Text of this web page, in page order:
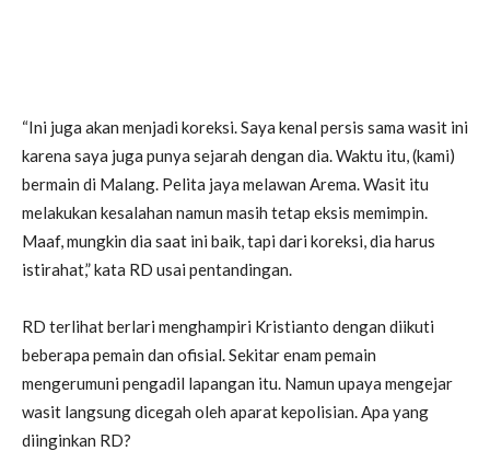
“Ini juga akan menjadi koreksi. Saya kenal persis sama wasit ini
karena saya juga punya sejarah dengan dia. Waktu itu, (kami)
bermain di Malang. Pelita jaya melawan Arema. Wasit itu
melakukan kesalahan namun masih tetap eksis memimpin.
Maaf, mungkin dia saat ini baik, tapi dari koreksi, dia harus
istirahat,” kata RD usai pentandingan.
RD terlihat berlari menghampiri Kristianto dengan diikuti
beberapa pemain dan ofisial. Sekitar enam pemain
mengerumuni pengadil lapangan itu. Namun upaya mengejar
wasit langsung dicegah oleh aparat kepolisian. Apa yang
diinginkan RD?